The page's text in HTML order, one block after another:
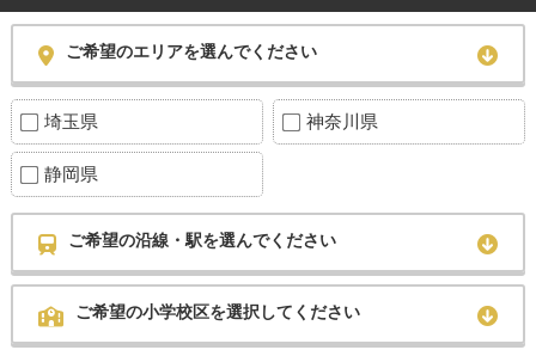
ご希望のエリアを選んでください
埼玉県 神奈川県
静岡県
ご希望の沿線・駅を選んでください
ご希望の小学校区を選択してください